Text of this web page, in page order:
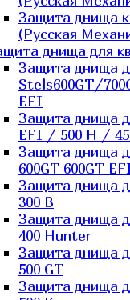
Защита днища
(Русская
днища для
Защита днища
Stels600GT/
EFI
Защита днища
EFI / 500 H /
Защита днища
600GT 600GT
Защита днища
300 B
Защита днища
400 Hunter
Защита днища
500 GT
Защита днища